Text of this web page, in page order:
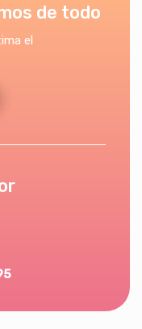
de todo
el